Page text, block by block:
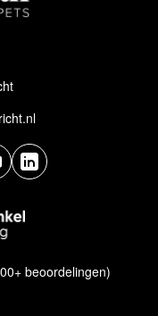
beoordelingen)